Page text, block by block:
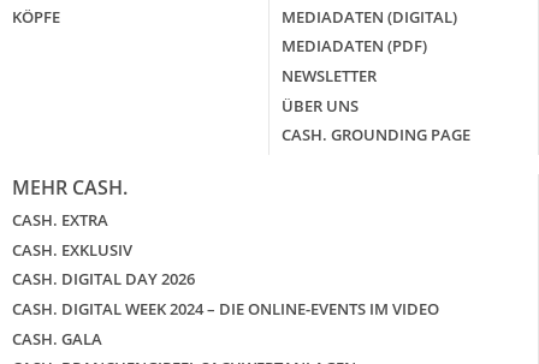
KÖPFE
MEDIADATEN (DIGITAL)
MEDIADATEN (PDF)
NEWSLETTER
ÜBER UNS
CASH. GROUNDING PAGE
MEHR CASH.
CASH. EXTRA
CASH. EXKLUSIV
CASH. DIGITAL DAY 2026
CASH. DIGITAL WEEK 2024 – DIE ONLINE-EVENTS IM VIDEO
CASH. GALA